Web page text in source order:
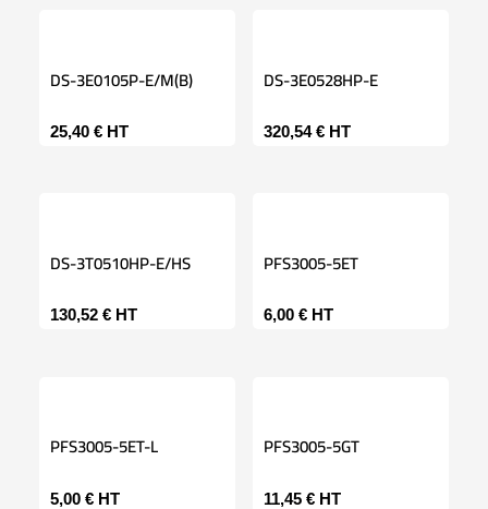
DS-3E0105P-E/M(B)
25,40 € HT
DS-3E0528HP-E
320,54€ HT
DS-3T0510HP-E/HS
130,52 € HT
PFS3005-5ET
6,00 € HT
PFS3005-5ET-L
5,00 € HT
PFS3005-5GT
11,45 € HT